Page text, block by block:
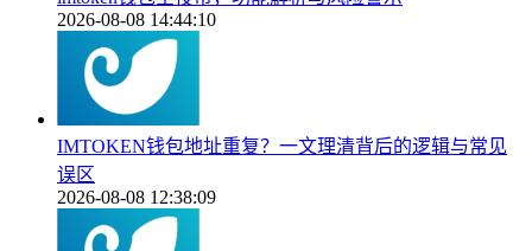
2026-08-08 14:44:10
IMTOKEN钱包地址重复？一文理清背后的逻辑与常见
误区
2026-08-08 12:38:09